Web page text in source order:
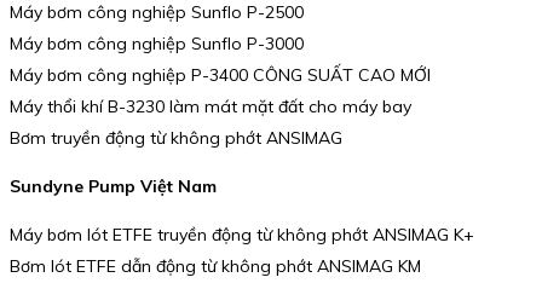
Máy bơm công nghiệp Sunflo P-2500
Máy bơm công nghiệp Sunflo P-3000
Máy bơm công nghiệp P-3400 CÔNG SUẤT CAO MỚI
Máy thổi khí B-3230 làm mát mặt đất cho máy bay
Bơm truyền động từ không phớt ANSIMAG
Sundyne Pump Việt Nam
Máy bơm lót ETFE truyền động từ không phớt ANSIMAG K+
Bơm lót ETFE dẫn động từ không phớt ANSIMAG KM